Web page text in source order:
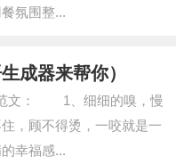
氛围整...
成器来帮你）
文： 1、细细的嗅，慢
，顾不得烫，一咬就是一
幸福感...